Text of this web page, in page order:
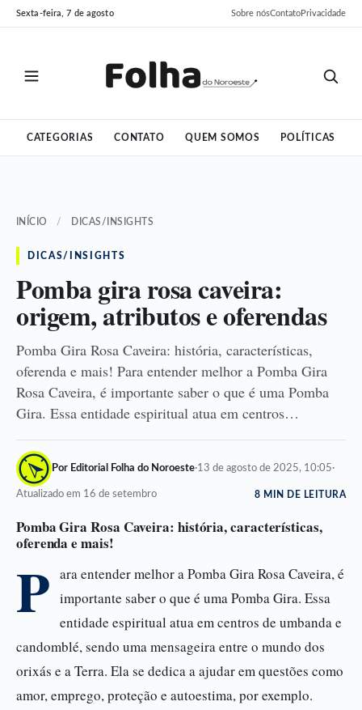
Pular
para
Pular
para
Sexta-feira, 7 de agosto Sobre nósContatoPrivacidade
CATEGORIAS CONTATO QUEM SOMOS POLÍTICAS
INÍCIO / DICAS/INSIGHTS
DICAS/INSIGHTS
Pomba gira rosa caveira:
origem, atributos e oferendas
Pomba Gira Rosa Caveira: história, características,
oferenda e mais! Para entender melhor a Pomba Gira
Rosa Caveira, é importante saber o que é uma Pomba
Gira. Essa entidade espiritual atua em centros…
Por Editorial Folha do Noroeste·13 de agosto de 2025, 10:05·
Atualizado em 16 de setembro 8 MIN DE LEITURA
Pomba Gira Rosa Caveira: história, características,
oferenda e mais!
P ara entender melhor a Pomba Gira Rosa Caveira, é
importante saber o que é uma Pomba Gira. Essa
entidade espiritual atua em centros de umbanda e
candomblé, sendo uma mensageira entre o mundo dos
orixás e a Terra. Ela se dedica a ajudar em questões como
amor, emprego, proteção e autoestima, por exemplo.